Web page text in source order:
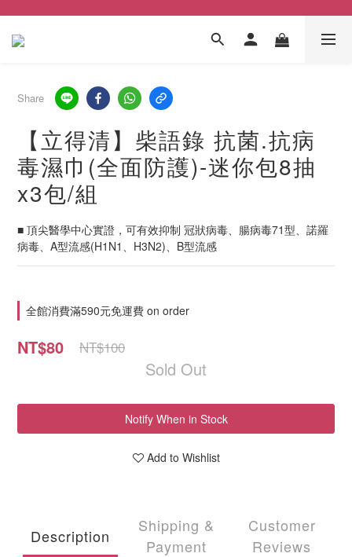
Share
【立得清】柴語錄 抗菌.抗病
毒濕巾(全面防護)-迷你包8抽
x3包/組
■ 頂尖醫學中心實證，可有效抑制 冠狀病毒、腸病毒71型、諾羅
病毒、A型流感(H1N1、H3N2)、B型流感
全館消費滿590元免運費 on order
NT$80 NT$100
Sold Out
Notify When in Stock
Add to Wishlist
Description
Shipping &
Payment
Customer
Reviews